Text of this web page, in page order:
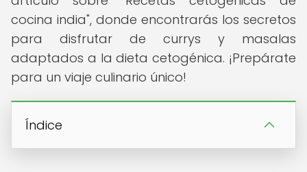
cocina india", donde encontrarás los secretos
para disfrutar de currys y masalas
adaptados a la dieta cetogénica. ¡Prepárate
para un viaje culinario único!
Índice